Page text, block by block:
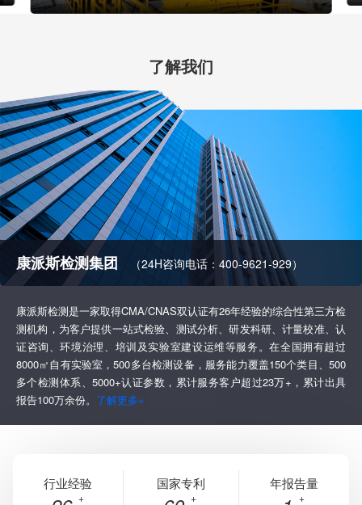
了解我们
康派斯检测集团 （24H咨询电话：400-9621-929）
康派斯检测是一家取得CMA/CNAS双认证有26年经验的综合性第三方检
测机构，为客户提供一站式检验、测试分析、研发科研、计量校准、认
证咨询、环境治理、培训及实验室建设运维等服务。在全国拥有超过
8000㎡自有实验室，500多台检测设备，服务能力覆盖150个类目、500
多个检测体系、5000+认证参数，累计服务客户超过23万+，累计出具
报告100万余份。 了解更多»
行业经验 国家专利 年报告量